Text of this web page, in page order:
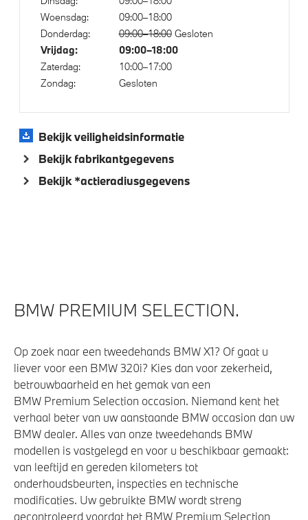
Achteruitrijcamera
Aandrijving en onderstel
Kilometertacho
Laadkabel (Mode 3, 22kW)
Anti blokkeer systeem
xDrive - Vierwielaandrijving
Woensdag:
09:00–18:00
Donderdag:
09:00–18:00Gesloten
Vrijdag: 09:00–18:00
Zaterdag:
10:00–17:00
Zondag:
Gesloten
Bekijk veiligheidsinformatie
Bekijk fabrikantgegevens
Bekijk *actieradiusgegevens
BMW PREMIUM SELECTION.
Op zoek naar een tweedehands BMW X1? Of gaat u
liever voor een BMW 320i? Kies dan voor zekerheid,
betrouwbaarheid en het gemak van een
BMW Premium Selection occasion. Niemand kent het
verhaal beter van uw aanstaande BMW occasion dan uw
BMW dealer. Alles van onze tweedehands BMW
modellen is vastgelegd en voor u beschikbaar gemaakt:
van leeftijd en gereden kilometers tot
onderhoudsbeurten, inspecties en technische
modificaties. Uw gebruikte BMW wordt streng
gecontroleerd voordat het BMW Premium Selection